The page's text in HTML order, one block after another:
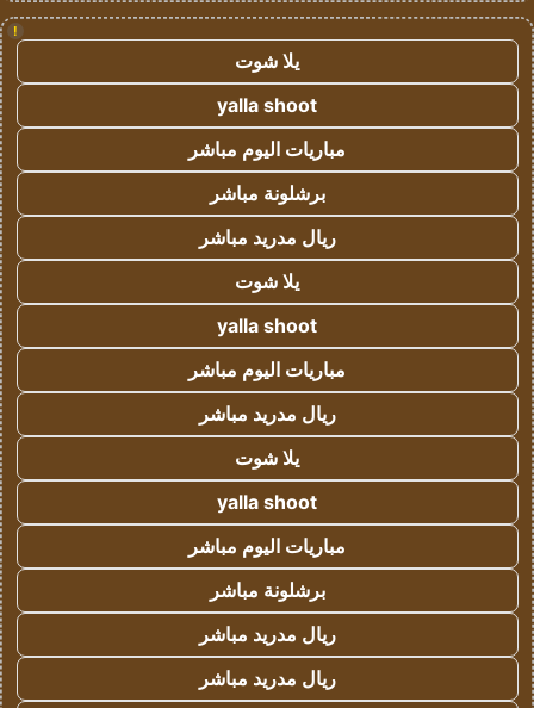
!
يلا شوت
yalla shoot
مباريات اليوم مباشر
برشلونة مباشر
ريال مدريد مباشر
يلا شوت
yalla shoot
مباريات اليوم مباشر
ريال مدريد مباشر
يلا شوت
yalla shoot
مباريات اليوم مباشر
برشلونة مباشر
ريال مدريد مباشر
ريال مدريد مباشر